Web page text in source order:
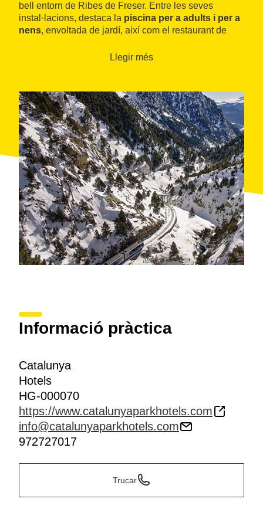
bell entorn de Ribes de Freser. Entre les seves
instal·lacions, destaca la piscina per a adults i per a
nens, envoltada de jardí, així com el restaurant de
servei de bar, parc infantil i juvenil, taula de ping-
compta amb espais adequats per a celebracions i
esdeveniments.
Llegir més
Informació pràctica
Catalunya
Hotels
HG-000070
https://www.catalunyaparkhotels.com
info@catalunyaparkhotels.com
972727017
Trucar